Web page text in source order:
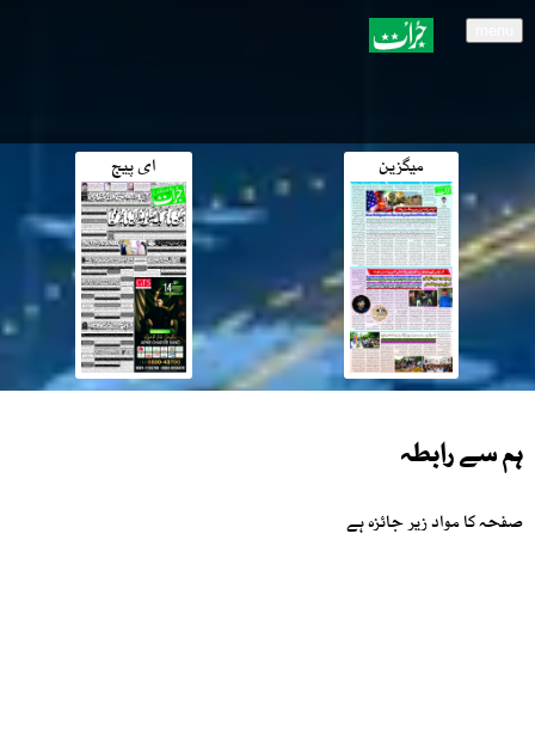
میگزین ای پیج
ہم سے رابطہ
صفحہ کا مواد زیر جائزہ ہے